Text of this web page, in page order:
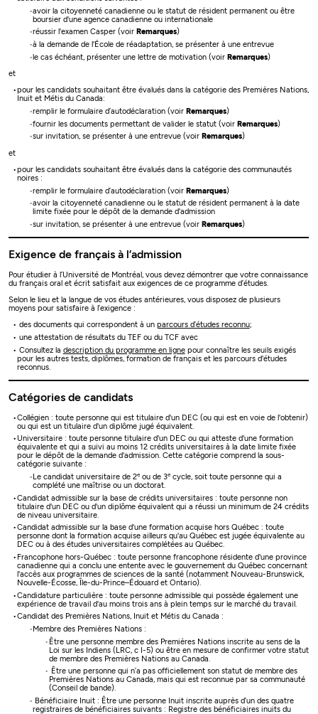
avoir la citoyenneté canadienne ou le statut de résident permanent ou être
boursier d'une agence canadienne ou internationale
réussir l'examen Casper (voir Remarques)
à la demande de l'École de réadaptation, se présenter à une entrevue
le cas échéant, présenter une lettre de motivation (voirRemarques)
et
pour les candidats souhaitant être évalués dans la catégorie des Premières Nations,
Inuit et Métis du Canada:
remplir le formulaire d’autodéclaration (voirRemarques)
fournir les documents permettant de valider le statut (voirRemarques)
sur invitation, se présenter à une entrevue (voir Remarques)
et
pour les candidats souhaitant être évalués dans la catégorie des communautés
noires :
remplir le formulaire d’autodéclaration (voirRemarques)
avoir la citoyenneté canadienne ou le statut de résident permanent à la date
limite fixée pour le dépôt de la demande d'admission
sur invitation, se présenter à une entrevue (voirRemarques)
Exigence de français à l’admission
Pour étudier à l’Université de Montréal, vous devez démontrer que votre connaissance
du français oral et écrit satisfait aux exigences de ce programme d’études.
Selon le lieu et la langue de vos études antérieures, vous disposez de plusieurs
moyens pour satisfaire à l’exigence :
des documents qui correspondent à un parcours d’études reconnu;
une attestation de résultats du TEF ou du TCF avec
Consultez la description du programme en lignepour connaître les seuils exigés
pour les autres tests, diplômes, formation de français et les parcours d'études
reconnus.
Catégories de candidats
Collégien : toute personne qui est titulaire d'un DEC (ou qui est en voie de l'obtenir)
ou qui est un titulaire d'un diplôme jugé équivalent.
Universitaire : toute personne titulaire d'un DEC ou qui atteste d'une formation
équivalente et qui a suivi au moins 12 crédits universitaires à la date limite fixée
pour le dépôt de la demande d'admission. Cette catégorie comprend la sous-
catégorie suivante :
Le candidat universitaire de 2e ou de 3e cycle, soit toute personne qui a
complété une maîtrise ou un doctorat.
Candidat admissible sur la base de crédits universitaires : toute personne non
titulaire d'un DEC ou d'un diplôme équivalent qui a réussi un minimum de 24 crédits
de niveau universitaire.
Candidat admissible sur la base d'une formation acquise hors Québec : toute
personne dont la formation acquise ailleurs qu'au Québec est jugée équivalente au
DEC ou à des études universitaires complétées au Québec.
Francophone hors-Québec : toute personne francophone résidente d'une province
canadienne qui a conclu une entente avec le gouvernement du Québec concernant
l'accès aux programmes de sciences de la santé (notamment Nouveau-Brunswick,
Nouvelle-Écosse, Île-du-Prince–Édouard et Ontario).
Candidature particulière : toute personne admissible qui possède également une
expérience de travail d'au moins trois ans à plein temps sur le marché du travail.
Candidat des Premières Nations, Inuit et Métis du Canada :
Membre des Premières Nations :
Être une personne membre des Premières Nations inscrite au sens de la
Loi sur les Indiens (LRC, c I-5) ou être en mesure de confirmer votre statut
de membre des Premières Nations au Canada.
Être une personne qui n’a pas officiellement son statut de membre des
Premières Nations au Canada, mais qui est reconnue par sa communauté
(Conseil de bande).
Bénéficiaire Inuit : Être une personne Inuit inscrite auprès d’un des quatre
registraires de bénéficiaires suivants : Registre des bénéficiaires inuits du